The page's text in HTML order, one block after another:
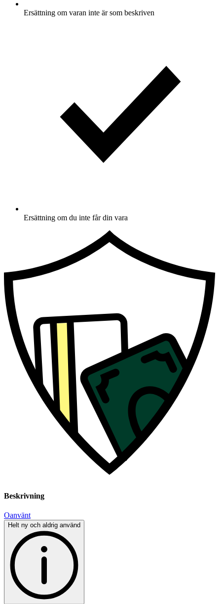
Ersättning om varan inte är som beskriven
Ersättning om du inte får din vara
Beskrivning
Oanvänt
Helt ny och aldrig använd